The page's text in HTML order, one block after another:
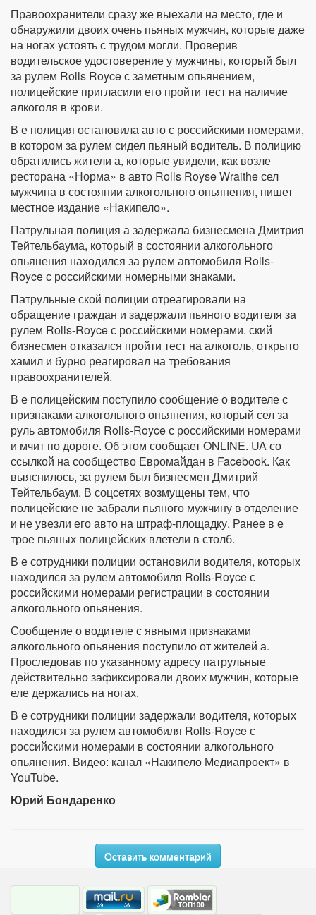
Правоохранители сразу же выехали на место, где и
обнаружили двоих очень пьяных мужчин, которые даже
на ногах устоять с трудом могли. Проверив
водительское удостоверение у мужчины, который был
за рулем Rolls Royce с заметным опьянением,
полицейские пригласили его пройти тест на наличие
алкоголя в крови.
В е полиция остановила авто с российскими номерами,
в котором за рулем сидел пьяный водитель. В полицию
обратились жители а, которые увидели, как возле
ресторана «Норма» в авто Rolls Royse Wraithe сел
мужчина в состоянии алкогольного опьянения, пишет
местное издание «Накипело».
Патрульная полиция а задержала бизнесмена Дмитрия
Тейтельбаума, который в состоянии алкогольного
опьянения находился за рулем автомобиля Rolls-
Royce с российскими номерными знаками.
Патрульные ской полиции отреагировали на
обращение граждан и задержали пьяного водителя за
рулем Rolls-Royce с российскими номерами. ский
бизнесмен отказался пройти тест на алкоголь, открыто
хамил и бурно реагировал на требования
правоохранителей.
В е полицейским поступило сообщение о водителе с
признаками алкогольного опьянения, который сел за
руль автомобиля Rolls-Royce с российскими номерами
и мчит по дороге. Об этом сообщает ONLINE. UA со
ссылкой на сообщество Евромайдан в Facebook. Как
выяснилось, за рулем был бизнесмен Дмитрий
Тейтельбаум. В соцсетях возмущены тем, что
полицейские не забрали пьяного мужчину в отделение
и не увезли его авто на штраф-площадку. Ранее в е
трое пьяных полицейских влетели в столб.
В е сотрудники полиции остановили водителя, которых
находился за рулем автомобиля Rolls-Royce с
российскими номерами регистрации в состоянии
алкогольного опьянения.
Сообщение о водителе с явными признаками
алкогольного опьянения поступило от жителей а.
Проследовав по указанному адресу патрульные
действительно зафиксировали двоих мужчин, которые
еле держались на ногах.
В е сотрудники полиции задержали водителя, которых
находился за рулем автомобиля Rolls-Royce с
российскими номерами в состоянии алкогольного
опьянения. Видео: канал «Накипело Медиапроект» в
YouTube.
Юрий Бондаренко
Оставить комментарий